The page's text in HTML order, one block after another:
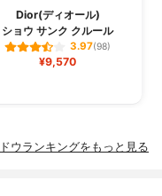
Dior(ディオール)
ショウ サンク クルール
3.97(98)
¥9,570
ウランキングをもっと見る